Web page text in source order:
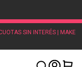
SIN INTERÉS | MAKE